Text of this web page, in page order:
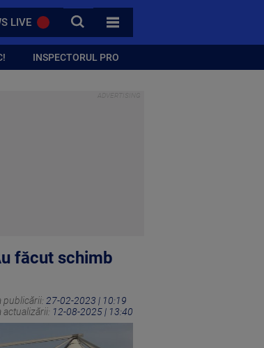
LIVE CAUTA
TOATE CATEGORIILE
INSPECTORUL PRO
făcut schimb
publicării: 27-02-2023 | 10:19
actualizării: 12-08-2025 | 13:40